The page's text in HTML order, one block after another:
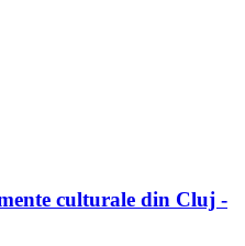
culturale din Cluj -